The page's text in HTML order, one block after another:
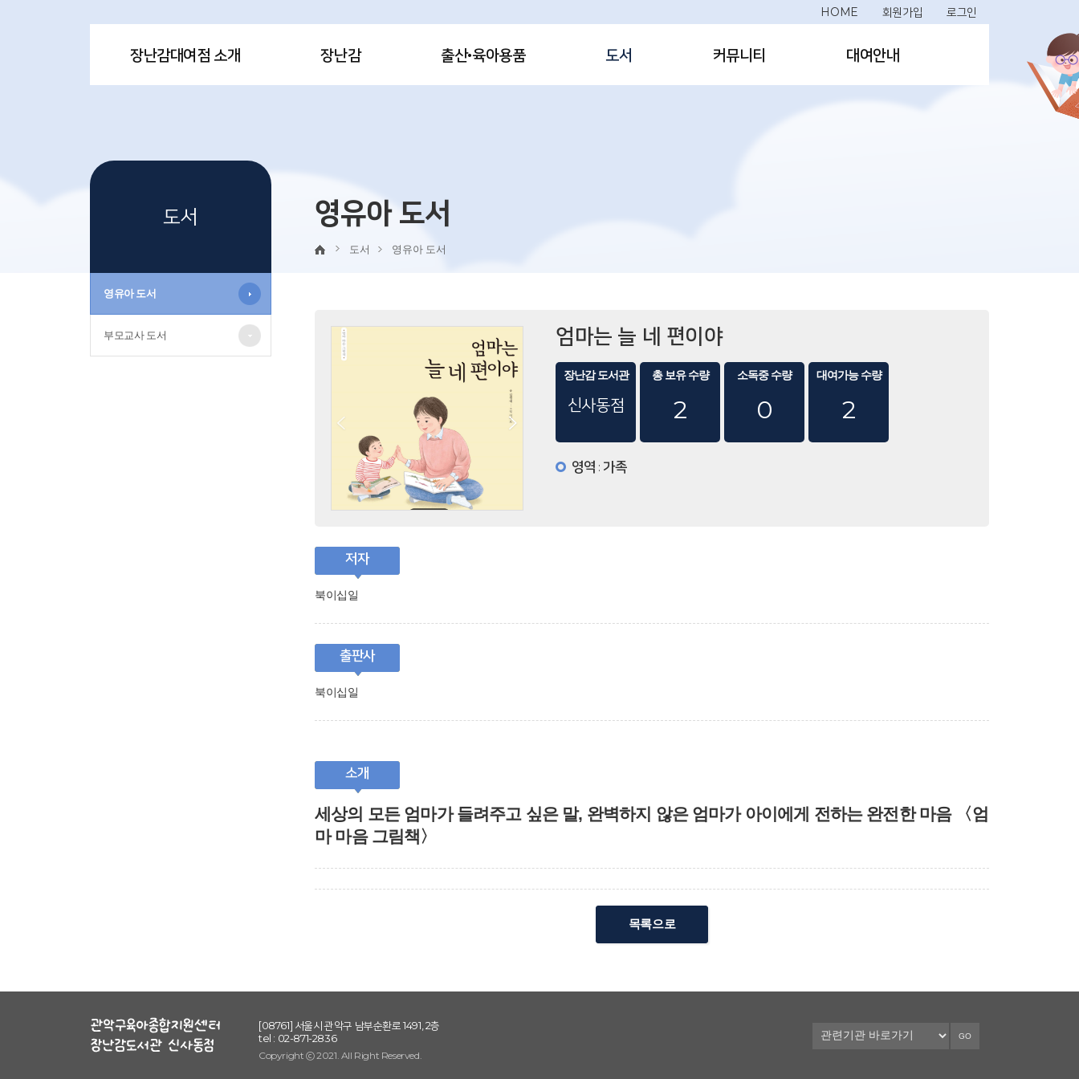
HOME 회원가입 로그인
장난감대여점 소개 장난감 출산·육아용품 도서 커뮤니티 대여안내
도서
영유아 도서
부모교사 도서
영유아 도서
도서 영유아 도서
엄마는 늘 네 편이야
장난감 도서관
신사동점
총 보유 수량
2
소독중 수량
0
대여가능 수량
2
영역 : 가족
저자
북이십일
출판사
북이십일
소개
세상의 모든 엄마가 들려주고 싶은 말, 완벽하지 않은 엄마가 아이에게 전하는 완전한 마음 〈엄
마 마음 그림책〉
목록으로
[08761] 서울시 관악구 남부순환로 1491, 2층
tel : 02-871-2836
Copyright ⓒ 2021. All Right Reserved.
GO